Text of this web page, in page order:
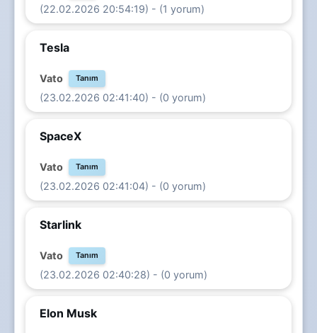
(22.02.2026 20:54:19) - (1 yorum)
Tesla
Vato Tanım
(23.02.2026 02:41:40) - (0 yorum)
SpaceX
Vato Tanım
(23.02.2026 02:41:04) - (0 yorum)
Starlink
Vato Tanım
(23.02.2026 02:40:28) - (0 yorum)
Elon Musk